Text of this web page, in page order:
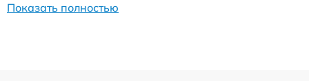
Показать полностью